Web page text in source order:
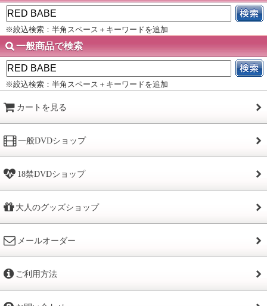
※絞込検索：半角スペース＋キーワードを追加
一般商品で検索
※絞込検索：半角スペース＋キーワードを追加
カートを見る
一般DVDショップ
18禁DVDショップ
大人のグッズショップ
メールオーダー
ご利用方法